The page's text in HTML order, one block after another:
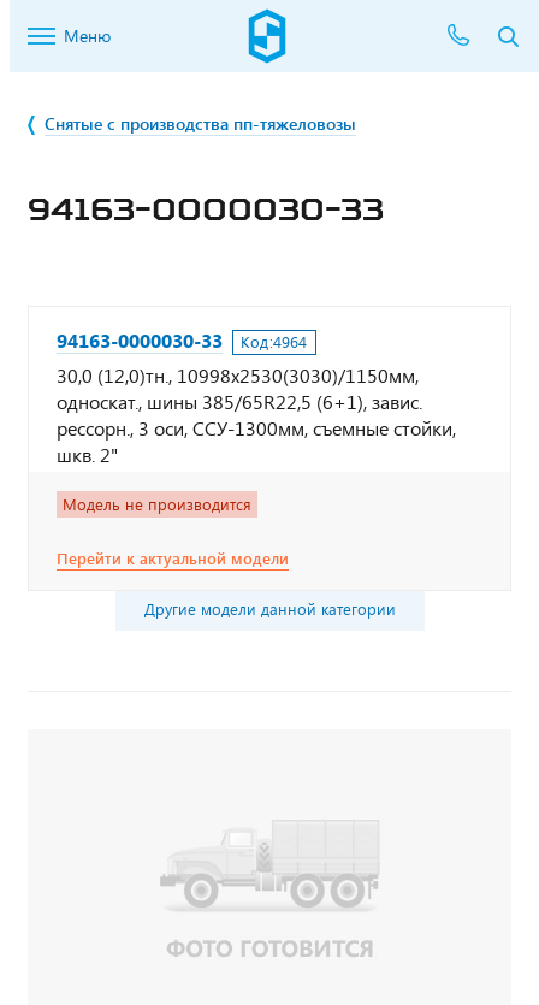
Меню
Снятые с производства пп-тяжеловозы
94163-0000030-33
94163-0000030-33 Код:4964
30,0 (12,0)тн., 10998х2530(3030)/1150мм,
односкат., шины 385/65R22,5 (6+1), завис.
рессорн., 3 оси, ССУ-1300мм, съемные стойки,
шкв. 2"
Модель не производится
Перейти к актуальной модели
Другие модели данной категории